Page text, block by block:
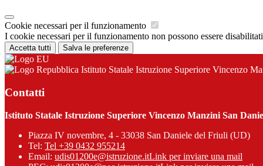
Cookie necessari per il funzionamento
I cookie necessari per il funzionamento non possono essere
Accetta tutti Salva le preferenze
Istituto Statale Istruzione Superiore Vincenzo
Contatti
Istituto Statale Istruzione Superiore Vincenzo Manzini San
Piazza IV novembre, 4 - 33038 San Daniele del Friuli (UD)
Tel: Tel +39 0432 955214
Email: udis01200e@istruzione.itLink per inviare una mail